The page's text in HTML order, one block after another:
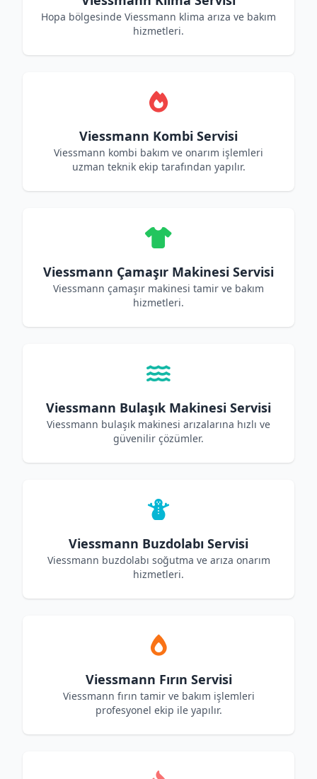
Hopa bölgesinde Viessmann klima arıza ve bakım
hizmetleri.
Viessmann Kombi Servisi
Viessmann kombi bakım ve onarım işlemleri
uzman teknik ekip tarafından yapılır.
Viessmann Çamaşır Makinesi Servisi
Viessmann çamaşır makinesi tamir ve bakım
hizmetleri.
Viessmann Bulaşık Makinesi Servisi
Viessmann bulaşık makinesi arızalarına hızlı ve
güvenilir çözümler.
Viessmann Buzdolabı Servisi
Viessmann buzdolabı soğutma ve arıza onarım
hizmetleri.
Viessmann Fırın Servisi
Viessmann fırın tamir ve bakım işlemleri
profesyonel ekip ile yapılır.